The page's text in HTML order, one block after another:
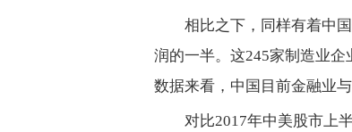
相比之下，同样有着中
润的一半。这245家制造业企
数据来看，中国目前金融业
对比2017年中美股市上